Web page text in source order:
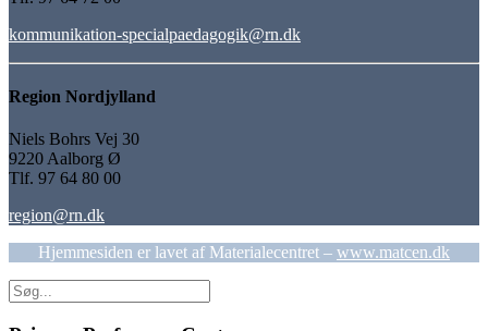
kommunikation-specialpaedagogik@rn.dk
Region Nordjylland
Niels Bohrs Vej 30
9220 Aalborg Ø
Tlf. 97 64 80 00
region@rn.dk
Hjemmesiden er lavet af Materialecentret – www.matcen.dk